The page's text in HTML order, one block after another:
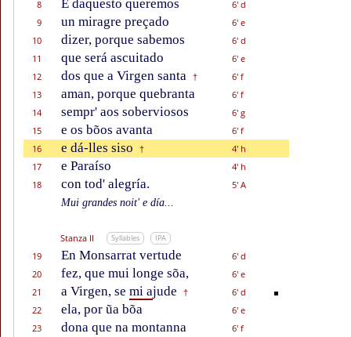
8 E daquesto queremos
6' d
9
un miragre preçado
6' e
10
dizer, porque sabemos
6' d
11
que será ascuitado
6' e
12
dos que a Virgen santa †
6' f
13
aman, porque quebranta
6' f
14
sempr' aos soberviosos
6' g
15
e os bõos avanta
6' f
16
e dá-lles siso †
4' h
17
e Paraíso
4' h
18
con tod' alegría.
5' A
Mui grandes noit' e día...
Stanza II Syllables IPA
19 En Monsarrat vertude
6' d
20
fez, que mui longe sõa,
6' e
21
a Virgen, se mi ajude †
6' d
22
ela, por ũa bõa
6' e
23
dona que na montanna
6' f